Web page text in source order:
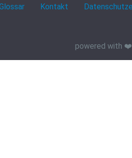
Kontakt
powered with ❤️